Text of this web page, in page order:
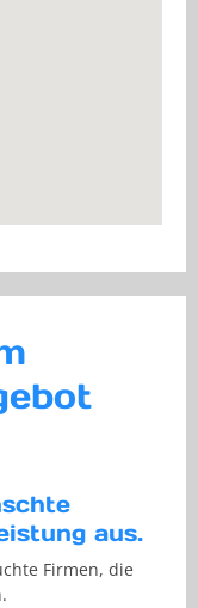
aus.
Firmen, die